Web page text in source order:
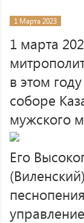
1 Марта 2023
1 марта
в этом
соборе
мужского
Его